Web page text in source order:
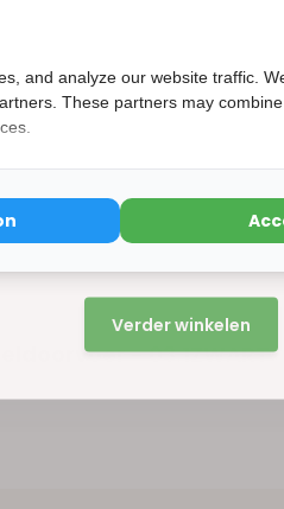
- 03.1ZWART
15korting
Verder winkelen
and analyze our website traffic.
These partners may